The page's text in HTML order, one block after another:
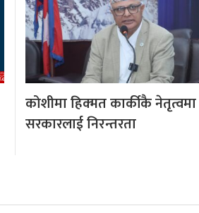
कोशीमा हिक्मत कार्कीकै नेतृत्वमा
सरकारलाई निरन्तरता